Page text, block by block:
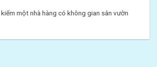
một nhà hàng có không gian sân vườn